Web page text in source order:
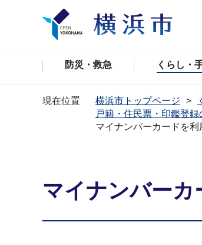
防災・救急 くらし・
現在位置 横浜市トップページ
戸籍・住民票・印鑑登録
マイナンバーカードを利
マイナンバーカ